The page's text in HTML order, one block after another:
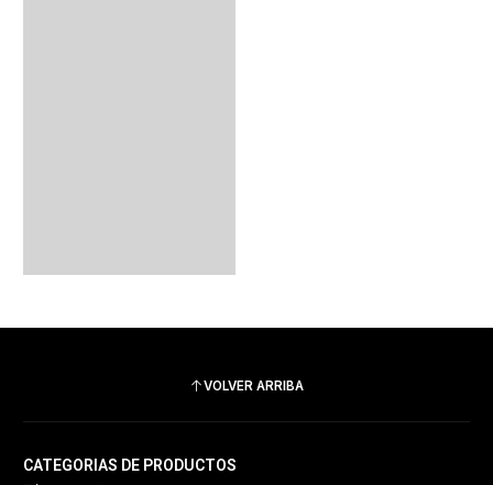
VOLVER ARRIBA
CATEGORIAS DE PRODUCTOS